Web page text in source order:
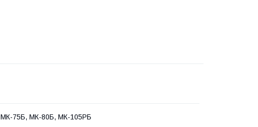
МК-75Б, МК-80Б, МК-105РБ